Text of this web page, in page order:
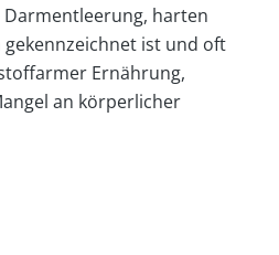
harten
ist und oft
Ernährung,
an körperlicher